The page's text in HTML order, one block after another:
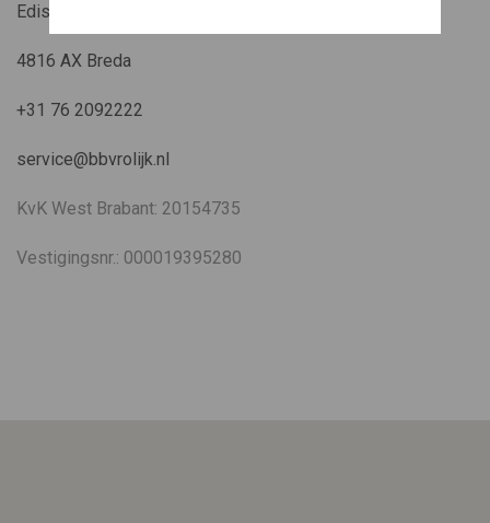
Edisonstraat 60
4816 AX Breda
+31 76 2092222
service@bbvrolijk.nl
KvK West Brabant: 20154735
Vestigingsnr.: 000019395280